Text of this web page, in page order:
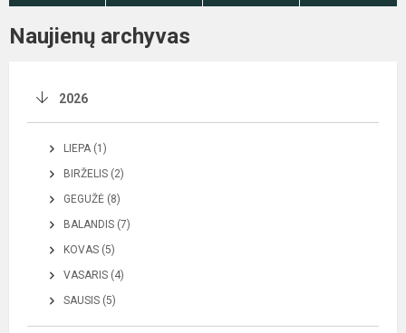
Naujienų archyvas
2026
LIEPA (1)
BIRŽELIS (2)
GEGUŽĖ (8)
BALANDIS (7)
KOVAS (5)
VASARIS (4)
SAUSIS (5)